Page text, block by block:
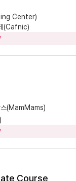
Center)
(Cafnic)
(MamMams)
Course